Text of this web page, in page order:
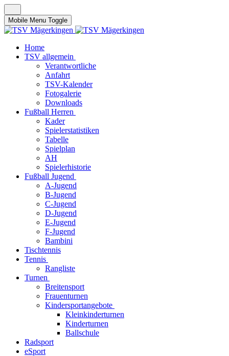
Mobile Menu Toggle
Home
TSV allgemein
Verantwortliche
Anfahrt
TSV-Kalender
Fotogalerie
Downloads
Fußball Herren
Kader
Spielerstatistiken
Tabelle
Spielplan
AH
Spielerhistorie
Fußball Jugend
A-Jugend
B-Jugend
C-Jugend
D-Jugend
E-Jugend
F-Jugend
Bambini
Tischtennis
Tennis
Rangliste
Turnen
Breitensport
Frauenturnen
Kindersportangebote
Kleinkinderturnen
Kinderturnen
Ballschule
Radsport
eSport